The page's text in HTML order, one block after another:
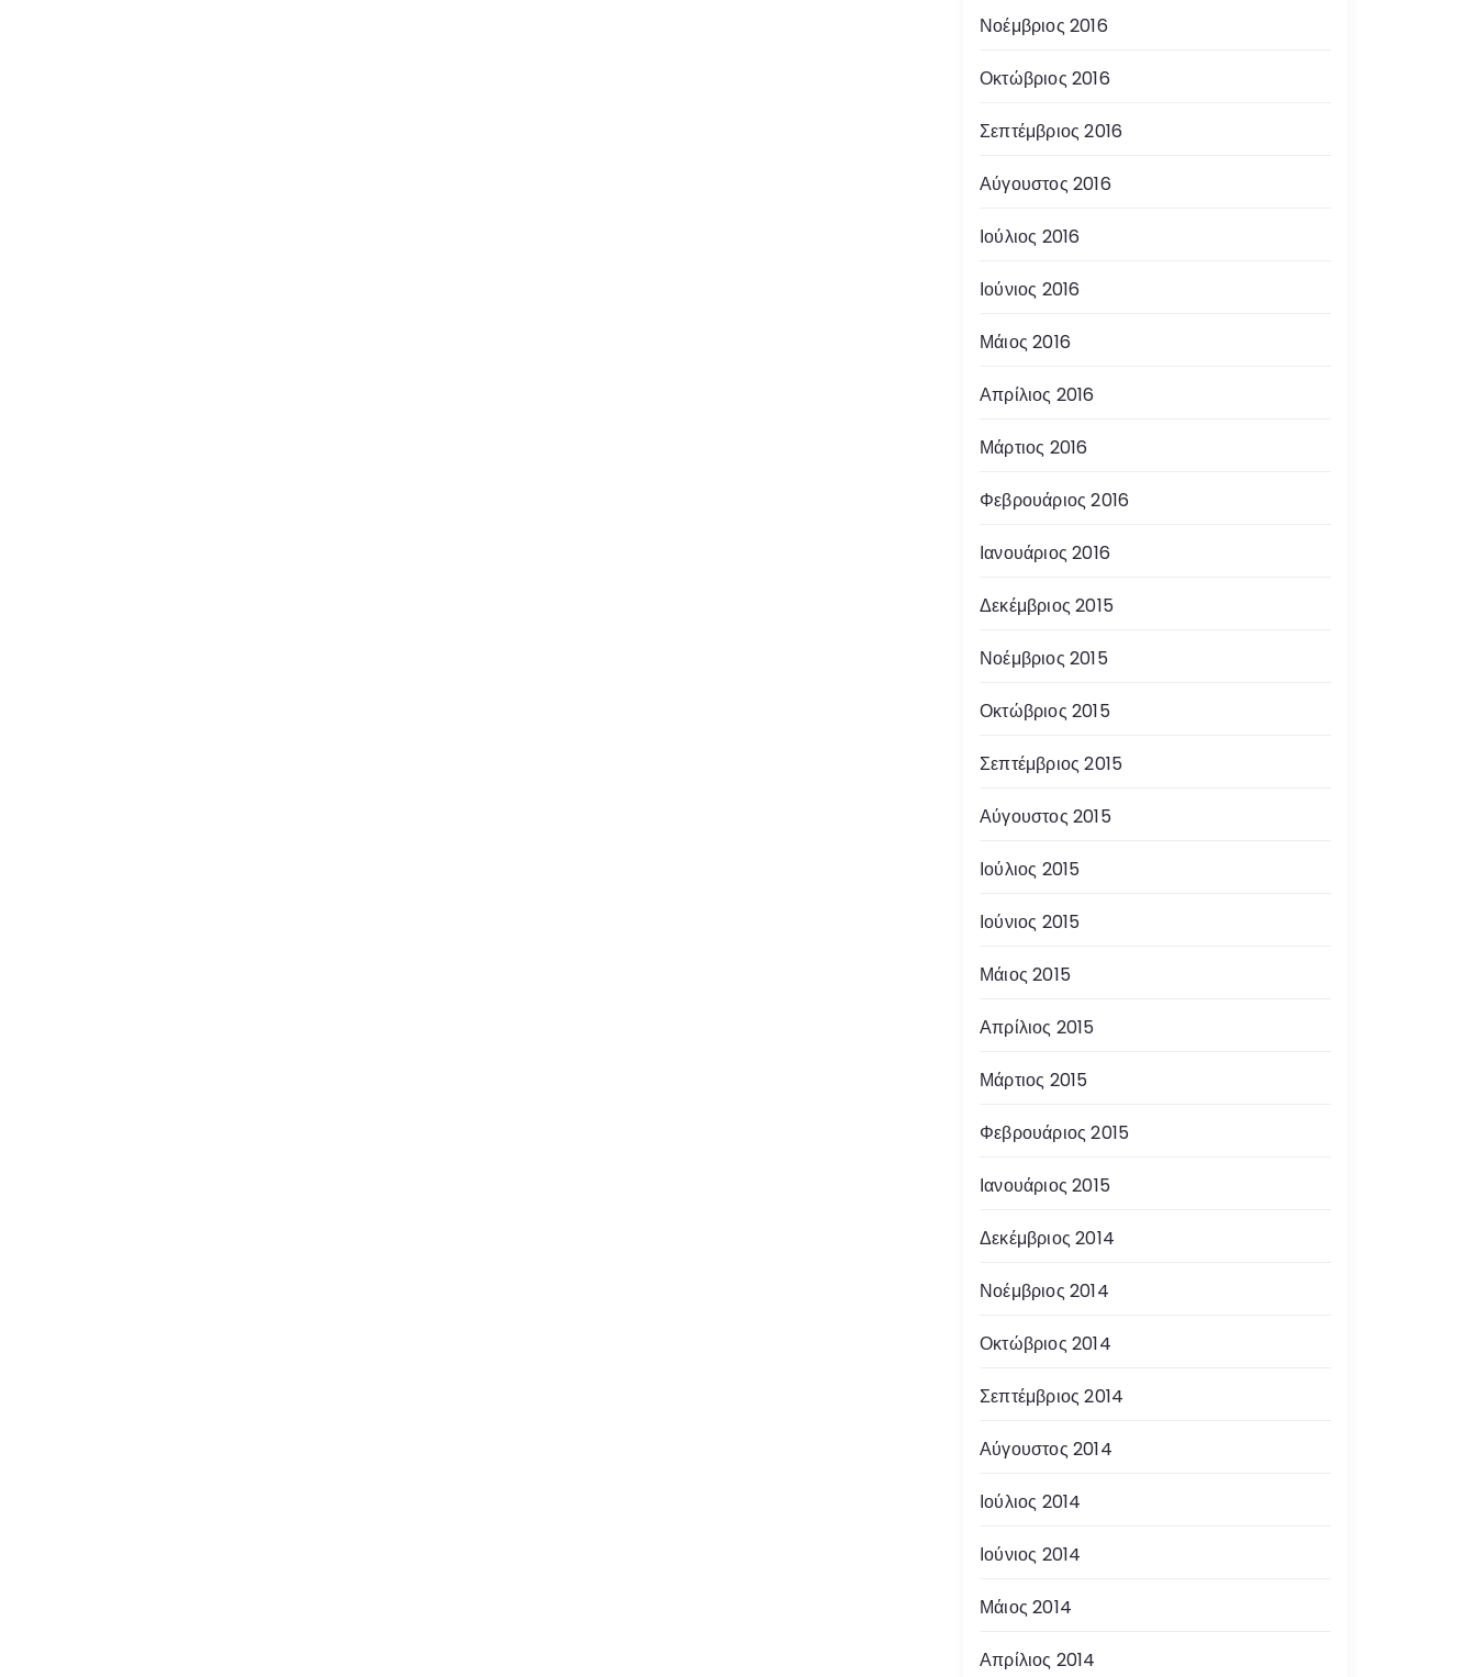
Νοέμβριος 2016
Οκτώβριος 2016
Σεπτέμβριος 2016
Αύγουστος 2016
Ιούλιος 2016
Ιούνιος 2016
Μάιος 2016
Απρίλιος 2016
Μάρτιος 2016
Φεβρουάριος 2016
Ιανουάριος 2016
Δεκέμβριος 2015
Νοέμβριος 2015
Οκτώβριος 2015
Σεπτέμβριος 2015
Αύγουστος 2015
Ιούλιος 2015
Ιούνιος 2015
Μάιος 2015
Απρίλιος 2015
Μάρτιος 2015
Φεβρουάριος 2015
Ιανουάριος 2015
Δεκέμβριος 2014
Νοέμβριος 2014
Οκτώβριος 2014
Σεπτέμβριος 2014
Αύγουστος 2014
Ιούλιος 2014
Ιούνιος 2014
Μάιος 2014
Απρίλιος 2014